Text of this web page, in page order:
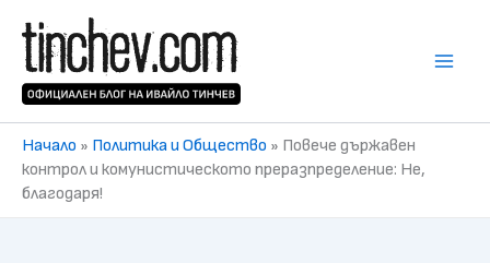
content
Начало » Политика и Общество » Повече държавен
контрол и комунистическото преразпределение: Не,
благодаря!